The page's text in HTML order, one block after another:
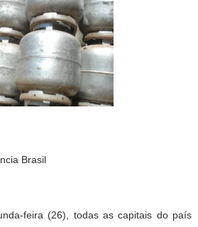
Brasil
feira (26), todas as capitais do país